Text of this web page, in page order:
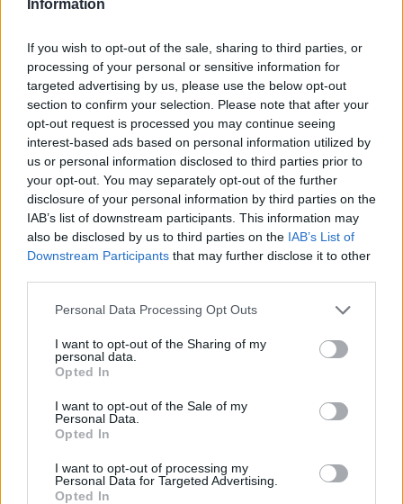
Information
If you wish to opt-out of the sale, sharing to third parties, or
processing of your personal or sensitive information for
targeted advertising by us, please use the below opt-out
section to confirm your selection. Please note that after your
opt-out request is processed you may continue seeing
interest-based ads based on personal information utilized by
us or personal information disclosed to third parties prior to
your opt-out. You may separately opt-out of the further
disclosure of your personal information by third parties on the
IAB’s list of downstream participants. This information may
also be disclosed by us to third parties on the IAB’s List of
Downstream Participants that may further disclose it to other
Personal Data Processing Opt Outs
I want to opt-out of the Sharing of my
personal data.
Opted In
I want to opt-out of the Sale of my
Personal Data.
Opted In
I want to opt-out of processing my
Personal Data for Targeted Advertising.
Opted In